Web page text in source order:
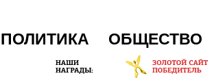
ПОЛИТИКА ОБЩЕСТВО